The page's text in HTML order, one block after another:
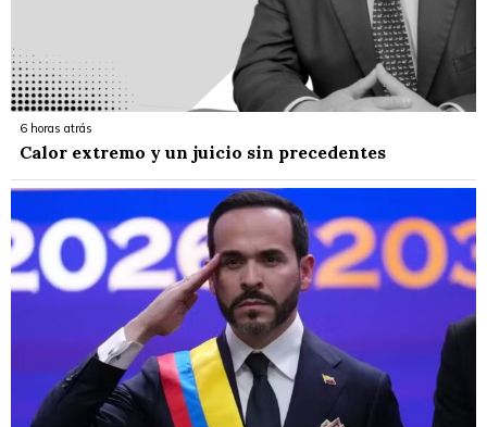
6 horas atrás
Calor extremo y un juicio sin precedentes